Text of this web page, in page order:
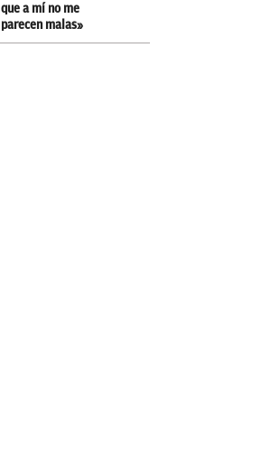
que a mí no me
parecen malas»